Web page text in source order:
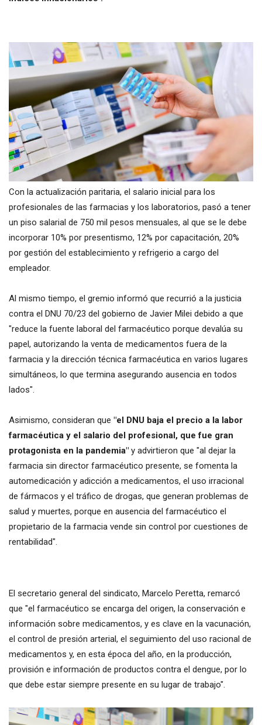
Con la actualización paritaria, el salario inicial para los
profesionales de las farmacias y los laboratorios, pasó a tener
un piso salarial de 750 mil pesos mensuales, al que se le debe
incorporar 10% por presentismo, 12% por capacitación, 20%
por gestión del establecimiento y refrigerio a cargo del
empleador.
Al mismo tiempo, el gremio informó que recurrió a la justicia
contra el DNU 70/23 del gobierno de Javier Milei debido a que
"reduce la fuente laboral del farmacéutico porque devalúa su
papel, autorizando la venta de medicamentos fuera de la
farmacia y la dirección técnica farmacéutica en varios lugares
simultáneos, lo que termina asegurando ausencia en todos
lados".
Asimismo, consideran que "el DNU baja el precio a la labor
farmacéutica y el salario del profesional, que fue gran
protagonista en la pandemia" y advirtieron que "al dejar la
farmacia sin director farmacéutico presente, se fomenta la
automedicación y adicción a medicamentos, el uso irracional
de fármacos y el tráfico de drogas, que generan problemas de
salud y muertes, porque en ausencia del farmacéutico el
propietario de la farmacia vende sin control por cuestiones de
rentabilidad".
El secretario general del sindicato, Marcelo Peretta, remarcó
que "el farmacéutico se encarga del origen, la conservación e
información sobre medicamentos, y es clave en la vacunación,
el control de presión arterial, el seguimiento del uso racional de
medicamentos y, en esta época del año, en la producción,
provisión e información de productos contra el dengue, por lo
que debe estar siempre presente en su lugar de trabajo".